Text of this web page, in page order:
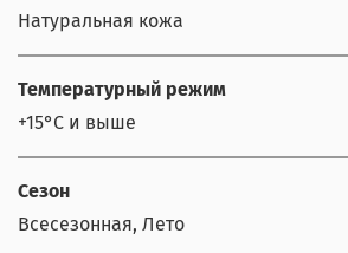
Натуральная кожа
Температурный режим
+15°С и выше
Сезон
Всесезонная, Лето